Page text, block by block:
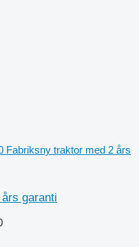
Fabriksny traktor med 2 års
garanti